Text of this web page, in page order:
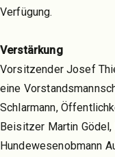
Verfügung.
Verstärkung
Vorsitzender Josef
eine
Schlarmann,
Beisitzer Martin Gödel,
Hundewesenobmann